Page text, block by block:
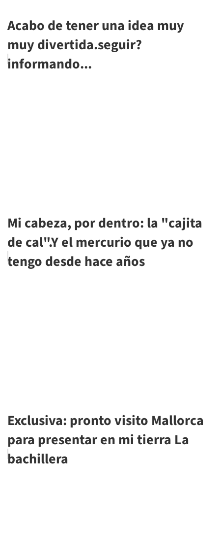
Acabo de tener una idea muy
muy divertida.seguir?
informando...
Mi cabeza, por dentro: la "cajita
de cal".Y el mercurio que ya no
tengo desde hace años
Exclusiva: pronto visito Mallorca
para presentar en mi tierra La
bachillera